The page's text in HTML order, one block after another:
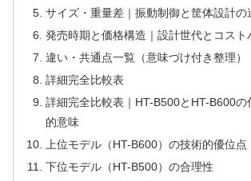
サイズ・重量差｜振動制御と筐体設計の
発売時期と価格構造｜設計世代とコスト
違い・共通点一覧（意味づけ付き整理）
詳細完全比較表
詳細完全比較表｜HT-B500とHT-B600の
的意味
上位モデル（HT-B600）の技術的優位点
下位モデル（HT-B500）の合理性